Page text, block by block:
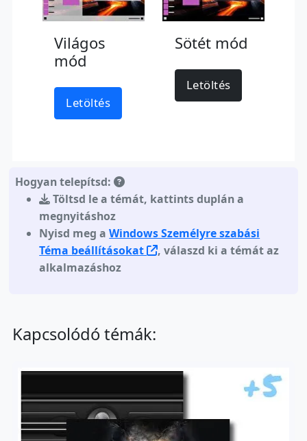
Világos
mód
Letöltés
Sötét mód
Letöltés
Hogyan telepítsd:
Töltsd le a témát, kattints duplán a
megnyitáshoz
Nyisd meg aWindows Személyre szabási
Téma beállításokat
, válaszd ki a témát az
alkalmazáshoz
Kapcsolódó témák: